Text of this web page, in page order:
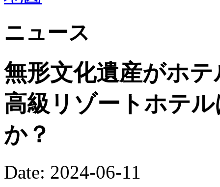
ニュース
無形文化遺産がホ
高級リゾートホテ
か？
Date: 2024-06-11